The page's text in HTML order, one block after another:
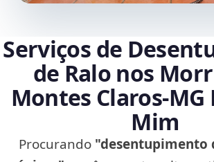
Serviços de
de Ralo nos
Montes
Mim
Procurando "desentupimento